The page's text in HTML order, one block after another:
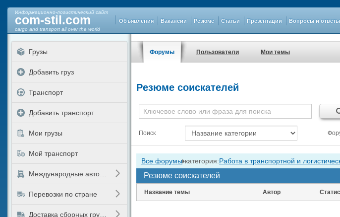
Информационно-логистический сайт
com-stil.com
cargo and transport all over the world
Объявления Вакансии Резюме Статьи Презентации Вопросы и ответы
Форумы Пользователи Мои темы
Резюме соискателей
Поиск
Все форумы категория:Работа в транспортной и
Резюме соискателей
Название темы Автор
Грузы
Добавить груз
Транспорт
Добавить транспорт
Мои грузы
Мой транспорт
Перевозки по стране